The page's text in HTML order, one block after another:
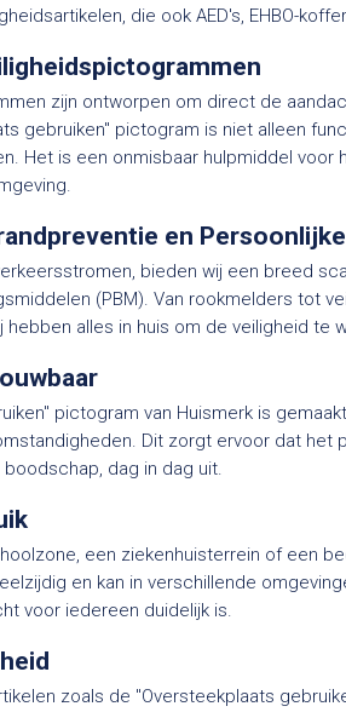
die ook AED's, EHBO-
zijn ontworpen om direct de
gebruiken" pictogram is niet alleen
Het is een onmisbaar hulpmiddel voor
en
bieden wij een breed
(PBM). Van rookmelders tot
hebben alles in huis om de veiligheid te
pictogram van Huismerk is
Dit zorgt ervoor dat het
dag in dag uit.
een ziekenhuisterrein of een
en kan in verschillende
voor iedereen duidelijk is.
zoals de "Oversteekplaats